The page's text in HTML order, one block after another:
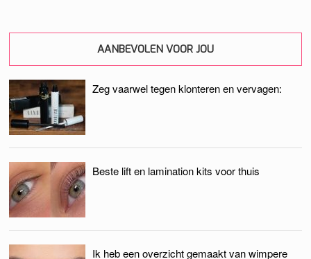
AANBEVOLEN VOOR JOU
Zeg vaarwel tegen klonteren en vervagen:
Beste lift en lamination kits voor thuis
Ik heb een overzicht gemaakt van wimpere